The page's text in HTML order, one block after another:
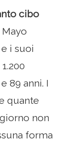
cibo
i suoi
89 anni. I
quante
non
forma